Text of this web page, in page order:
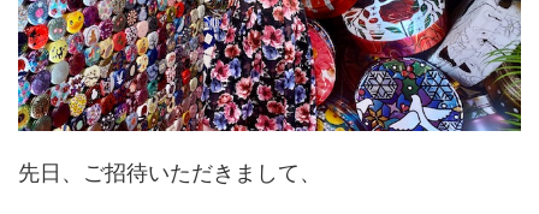
先日、ご招待いただきまして、